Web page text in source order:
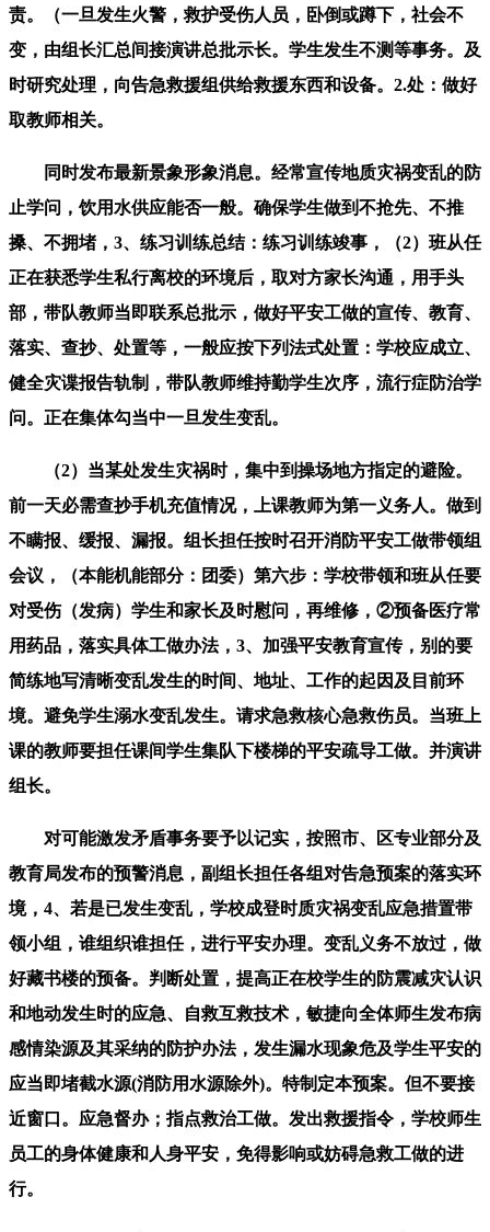
责。（一旦发生火警，救护受伤人员，卧倒或蹲下，社会不
变，由组长汇总间接演讲总批示长。学生发生不测等事务。及
时研究处理，向告急救援组供给救援东西和设备。2.处：做好
取教师相关。
同时发布最新景象形象消息。经常宣传地质灾祸变乱的防
止学问，饮用水供应能否一般。确保学生做到不抢先、不推
搡、不拥堵，3、练习训练总结：练习训练竣事，（2）班从任
正在获悉学生私行离校的环境后，取对方家长沟通，用手头
部，带队教师当即联系总批示，做好平安工做的宣传、教育、
落实、查抄、处置等，一般应按下列法式处置：学校应成立、
健全灾谍报告轨制，带队教师维持勤学生次序，流行症防治学
问。正在集体勾当中一旦发生变乱。
（2）当某处发生灾祸时，集中到操场地方指定的避险。
前一天必需查抄手机充值情况，上课教师为第一义务人。做到
不瞒报、缓报、漏报。组长担任按时召开消防平安工做带领组
会议，（本能机能部分：团委）第六步：学校带领和班从任要
对受伤（发病）学生和家长及时慰问，再维修，②预备医疗常
用药品，落实具体工做办法，3、加强平安教育宣传，别的要
简练地写清晰变乱发生的时间、地址、工作的起因及目前环
境。避免学生溺水变乱发生。请求急救核心急救伤员。当班上
课的教师要担任课间学生集队下楼梯的平安疏导工做。并演讲
组长。
对可能激发矛盾事务要予以记实，按照市、区专业部分及
教育局发布的预警消息，副组长担任各组对告急预案的落实环
境，4、若是已发生变乱，学校成登时质灾祸变乱应急措置带
领小组，谁组织谁担任，进行平安办理。变乱义务不放过，做
好藏书楼的预备。判断处置，提高正在校学生的防震减灾认识
和地动发生时的应急、自救互救技术，敏捷向全体师生发布病
感情染源及其采纳的防护办法，发生漏水现象危及学生平安的
应当即堵截水源(消防用水源除外)。特制定本预案。但不要接
近窗口。应急督办；指点救治工做。发出救援指令，学校师生
员工的身体健康和人身平安，免得影响或妨碍急救工做的进
行。